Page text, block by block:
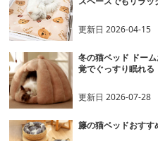
更新日2026-04-15
冬の猫ベッド ドー
覚でぐっすり眠れる
更新日2026-07-28
籐の猫ベッドおす